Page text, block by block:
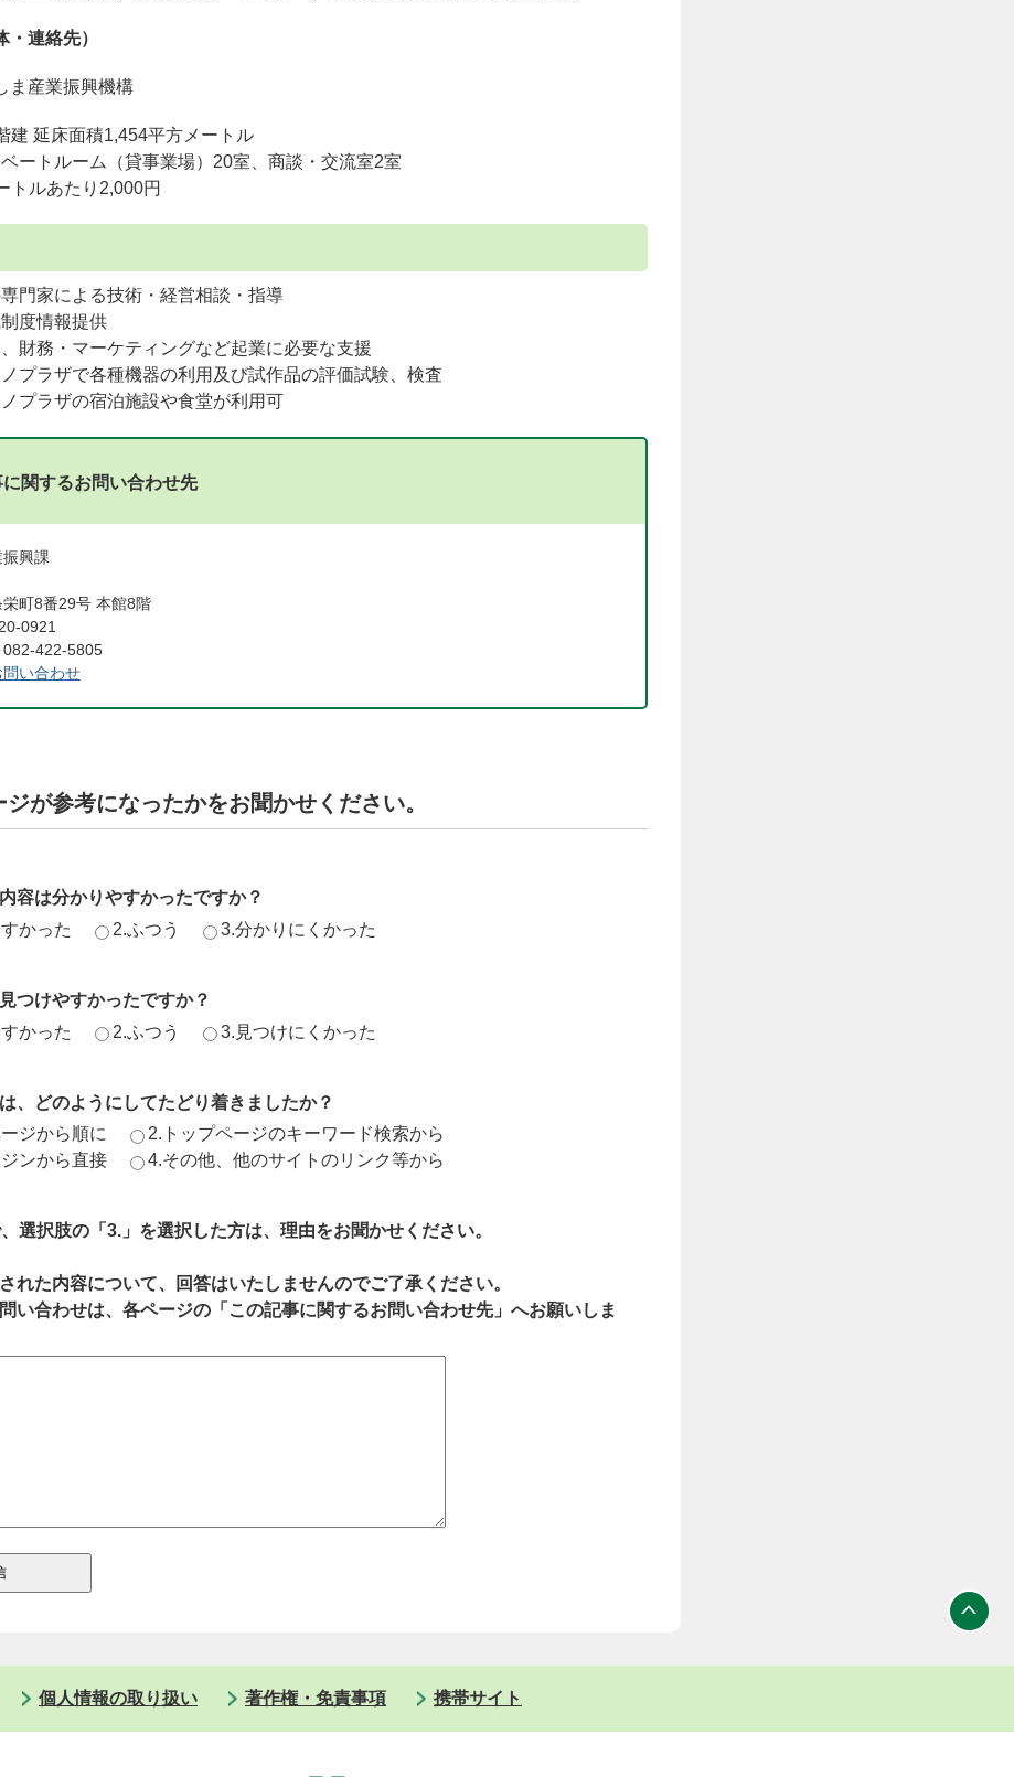
・連絡先）
ま産業振興機構
建 延床面積1,454平方メートル
ートルーム（貸事業場）20室、商談・交流室2室
トルあたり2,000円
門家による技術・経営相談・指導
度情報提供
財務・マーケティングなど起業に必要な支援
プラザで各種機器の利用及び試作品の評価試験、検査
プラザの宿泊施設や食堂が利用可
に関するお問い合わせ先
振興課
町8番29号 本館8階
0921
082-422-5805
問い合わせ
ジが参考になったかをお聞かせください。
容は分かりやすかったですか？
かった
2.ふつう 3.分かりにくかった
つけやすかったですか？
かった
2.ふつう 3.見つけにくかった
、どのようにしてたどり着きましたか？
ジから順に
2.トップページのキーワード検索から
ンから直接
4.その他、他のサイトのリンク等から
選択肢の「3.」を選択した方は、理由をお聞かせください。
れた内容について、回答はいたしませんのでご了承ください。
い合わせは、各ページの「この記事に関するお問い合わせ先」へお願いしま
個人情報の取り扱い 著作権・免責事項 携帯サイト